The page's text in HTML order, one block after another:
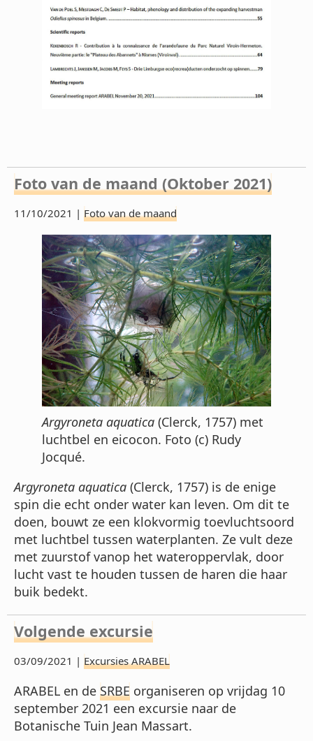
Foto van de maand (Oktober 2021)
11/10/2021 | Foto van de maand
Argyroneta aquatica (Clerck, 1757) met
luchtbel en eicocon. Foto (c) Rudy
Jocqué.
Argyroneta aquatica (Clerck, 1757) is de enige
spin die echt onder water kan leven. Om dit te
doen, bouwt ze een klokvormig toevluchtsoord
met luchtbel tussen waterplanten. Ze vult deze
met zuurstof vanop het wateroppervlak, door
lucht vast te houden tussen de haren die haar
buik bedekt.
Volgende excursie
03/09/2021 | Excursies ARABEL
ARABEL en de SRBE organiseren op vrijdag 10
september 2021 een excursie naar de
Botanische Tuin Jean Massart.